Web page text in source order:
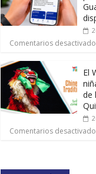
Comentarios
El
de
Comentarios